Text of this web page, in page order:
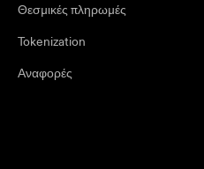
Θεσμικές πληρωμές
Tokenization
Αναφορές